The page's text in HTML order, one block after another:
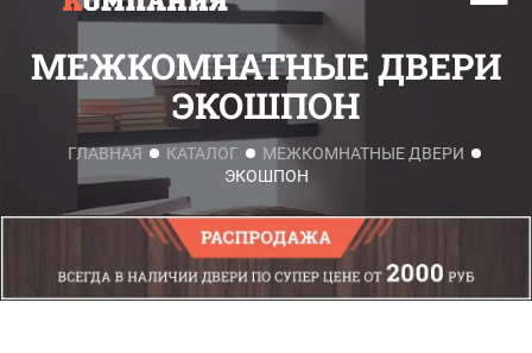
МЕЖКОМНАТНЫЕ ДВЕРИ
ЭКОШПОН
ГЛАВНАЯ КАТАЛОГ
МЕЖКОМНАТНЫЕ ДВЕРИ
ЭКОШПОН